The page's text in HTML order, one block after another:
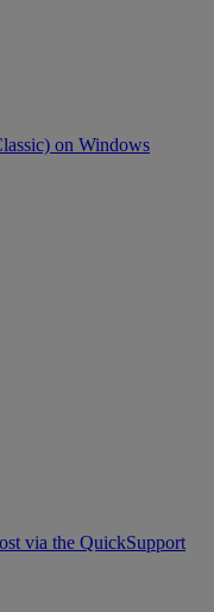
on Windows
via the QuickSupport